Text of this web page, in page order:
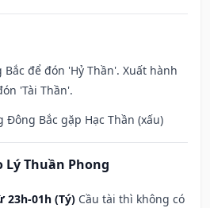
để đón 'Hỷ Thần'. Xuất hành
'Tài Thần'.
Bắc gặp Hạc Thần (xấu)
Lý Thuần Phong
23h-01h (Tý) Cầu tài thì không có